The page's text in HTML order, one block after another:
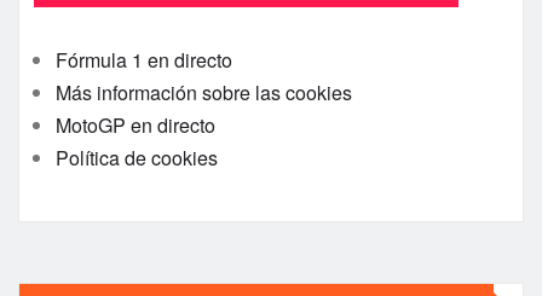
Fórmula 1 en directo
Más información sobre las cookies
MotoGP en directo
Política de cookies